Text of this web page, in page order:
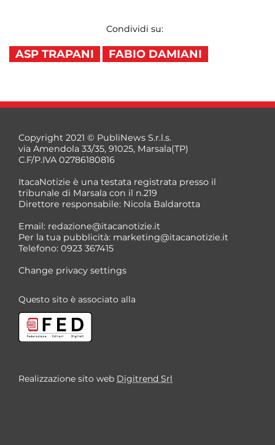
Condividi su:
ASP TRAPANI FABIO DAMIANI
Copyright 2021 © PubliNews S.r.l.s.
via Amendola 33/35, 91025, Marsala(TP)
C.F/P.IVA 02786180816
ItacaNotizie è una testata registrata presso il
tribunale di Marsala con il n.219
Direttore responsabile: Nicola Baldarotta
Email: redazione@itacanotizie.it
Per la tua pubblicità: marketing@itacanotizie.it
Telefono: 0923 367415
Change privacy settings
Questo sito è associato alla
Realizzazione sito web Digitrend Srl